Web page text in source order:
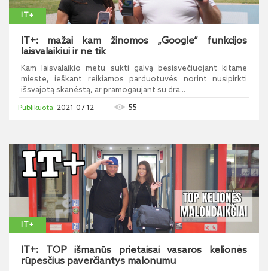
IT+
IT+: mažai kam žinomos „Google“ funkcijos
laisvalaikiui ir ne tik
Kam laisvalaikio metu sukti galvą besisvečiuojant kitame
mieste, ieškant reikiamos parduotuvės norint nusipirkti
išsvajotą skanėstą, ar pramogaujant su dra...
2021-07-12 55
IT+
IT+: TOP išmanūs prietaisai vasaros kelionės
rūpesčius paverčiantys malonumu